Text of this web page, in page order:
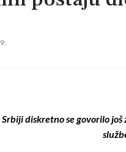
diskretno se govorilo